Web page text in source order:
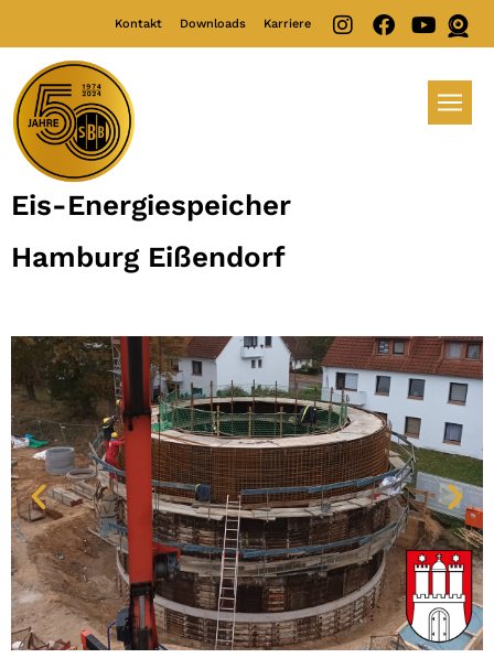
Kontakt Downloads Karriere
Eis-Energiespeicher
Hamburg Eißendorf